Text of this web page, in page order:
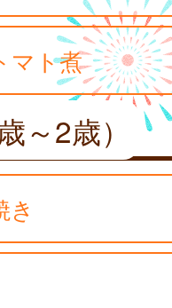
マト煮
～2歳）
き